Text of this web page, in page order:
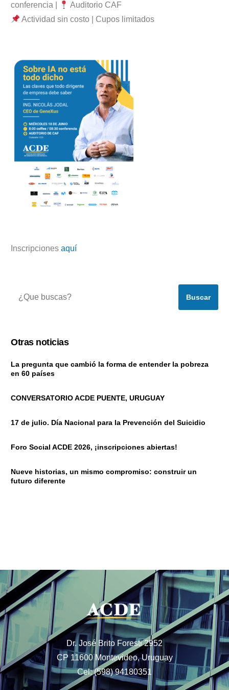
conferencia |
Auditorio CAF
Actividad sin costo | Cupos limitados
Inscripcionesaquí
Buscar
Otras noticias
La pregunta que cambió la forma de entender la pobreza
en 60 países
CONVERSATORIO ACDE PUENTE, URUGUAY
17 de julio. Día Nacional para la Prevención del Suicidio
Foro Social ACDE 2026, ¡inscripciones abiertas!
Nueve historias, un mismo compromiso: construir un
futuro diferente
Dr. José Brito Foresti 2952
CP 11600 Montevideo, Uruguay
Cel: (598) 94180351